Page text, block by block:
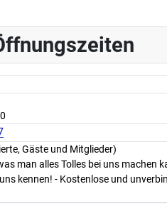
Gäste und Mitglieder)
man alles Tolles bei uns machen
kennen! - Kostenlose und